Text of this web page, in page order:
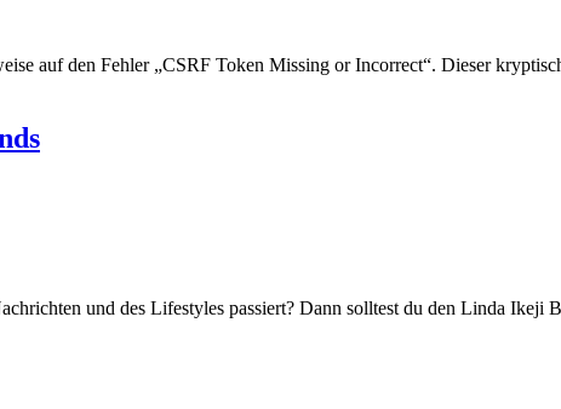
auf den Fehler „CSRF Token Missing or Incorrect“. Dieser
und des Lifestyles passiert? Dann solltest du den Linda